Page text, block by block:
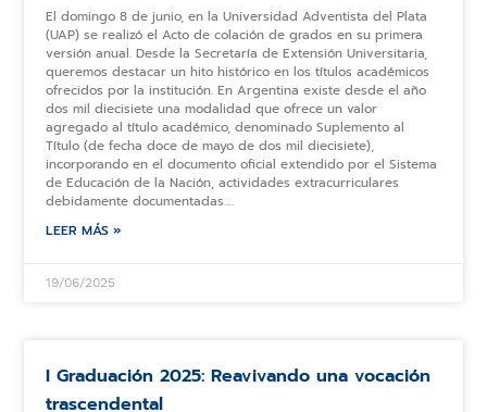
El domingo 8 de junio, en la Universidad Adventista del Plata
(UAP) se realizó el Acto de colación de grados en su primera
versión anual. Desde la Secretaría de Extensión Universitaria,
queremos destacar un hito histórico en los títulos académicos
ofrecidos por la institución. En Argentina existe desde el año
dos mil diecisiete una modalidad que ofrece un valor
agregado al título académico, denominado Suplemento al
Título (de fecha doce de mayo de dos mil diecisiete),
incorporando en el documento oficial extendido por el Sistema
de Educación de la Nación, actividades extracurriculares
debidamente documentadas….
LEER MÁS »
19/06/2025
I Graduación 2025: Reavivando una vocación
trascendental